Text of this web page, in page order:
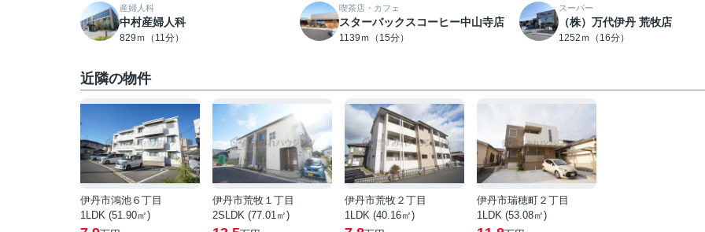
産婦人科
中村産婦人科
829ｍ（11分）
喫茶店・カフェ
スターバックスコーヒー中山寺店
1139ｍ（15分）
スーパー
（株）万代伊丹 荒牧店
1252ｍ（16分）
近隣の物件
伊丹市鴻池６丁目
1LDK (51.90㎡)
伊丹市荒牧１丁目
2SLDK (77.01㎡)
伊丹市荒牧２丁目
1LDK (40.16㎡)
伊丹市瑞穂町２丁目
1LDK (53.08㎡)